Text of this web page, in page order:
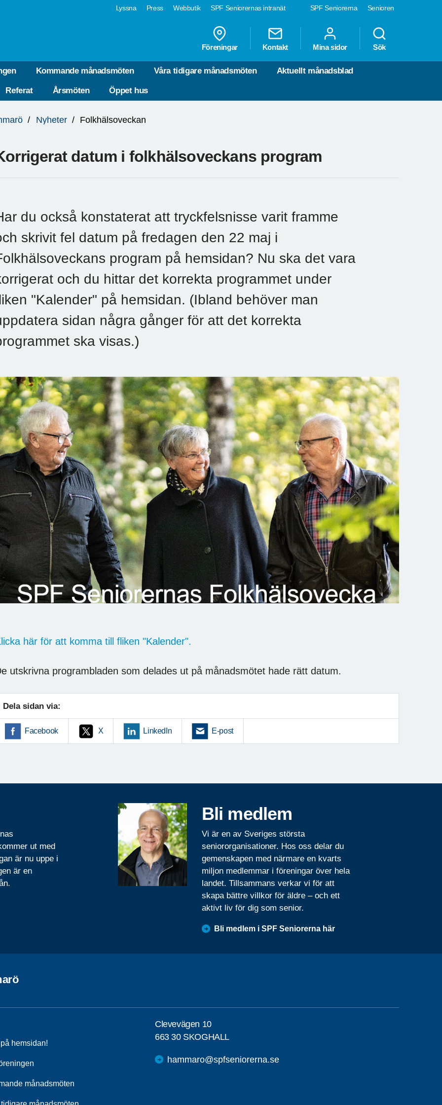
SPF Seniorerna Senioren
Lyssna Press Webbutik SPF Seniorernas intranät
Föreningar Kontakt Mina sidor Sök
Kommande månadsmöten Våra tidigare månadsmöten Aktuellt månadsblad
Referat Årsmöten Öppet hus
Nyheter Folkhälsoveckan
datum i folkhälsoveckans program
du också konstaterat att tryckfelsnisse varit framme
skrivit fel datum på fredagen den 22 maj i
program på hemsidan? Nu ska det vara
och du hittar det korrekta programmet under
"Kalender" på hemsidan. (Ibland behöver man
sidan några gånger för att det korrekta
ska visas.)
här för att komma till fliken "Kalender".
utskrivna programbladen som delades ut på månadsmötet hade rätt datum.
Dela sidan via:
Facebook X LinkedIn E-post
ut med
är nu uppe i
är en
Bli medlem
Vi är en av Sveriges största
seniororganisationer. Hos oss delar du
gemenskapen med närmare en kvarts
miljon medlemmar i föreningar över hela
landet. Tillsammans verkar vi för att
skapa bättre villkor för äldre – och ett
aktivt liv för dig som senior.
Bli medlem i SPF Seniorerna här
hemsidan!
månadsmöten
Clevevägen 10
663 30 SKOGHALL
hammaro@spfseniorerna.se